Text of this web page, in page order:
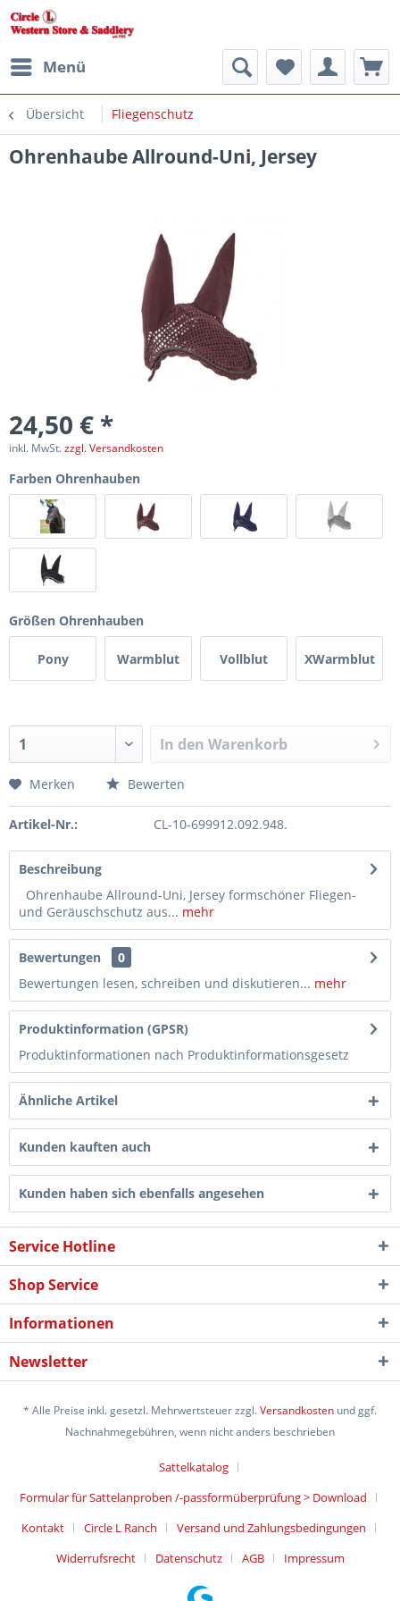
Menü
Übersicht Fliegenschutz
Ohrenhaube Allround-Uni, Jersey
24,50 € *
inkl. MwSt.zzgl. Versandkosten
Farben Ohrenhauben
Größen Ohrenhauben
Pony Warmblut Vollblut XWarmblut
In den Warenkorb
Merken Bewerten
Artikel-Nr.: CL-10-699912.092.948.
Beschreibung
Ohrenhaube Allround-Uni, Jersey formschöner Fliegen-
und Geräuschschutz aus... mehr
Bewertungen
0
Bewertungen lesen, schreiben und diskutieren... mehr
Produktinformation (GPSR)
Produktinformationen nach Produktinformationsgesetz
Ähnliche Artikel
Kunden kauften auch
Kunden haben sich ebenfalls angesehen
Service Hotline
Shop Service
Informationen
Newsletter
* Alle Preise inkl. gesetzl. Mehrwertsteuer zzgl.Versandkosten und ggf.
Nachnahmegebühren, wenn nicht anders beschrieben
Sattelkatalog
Formular für Sattelanproben /-passformüberprüfung > Download
Kontakt
Circle L Ranch
Versand und Zahlungsbedingungen
Widerrufsrecht
Datenschutz AGB Impressum